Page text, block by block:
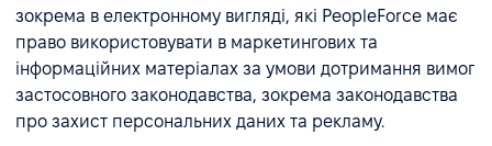
зокрема в електронному вигляді, які PeopleForce має
право використовувати в маркетингових та
інформаційних матеріалах за умови дотримання вимог
застосовного законодавства, зокрема законодавства
про захист персональних даних та рекламу.